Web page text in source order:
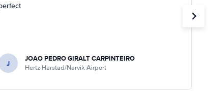
J JOAO PEDRO GIRALT CARPINTEIRO
Hertz Harstad/Narvik Airport